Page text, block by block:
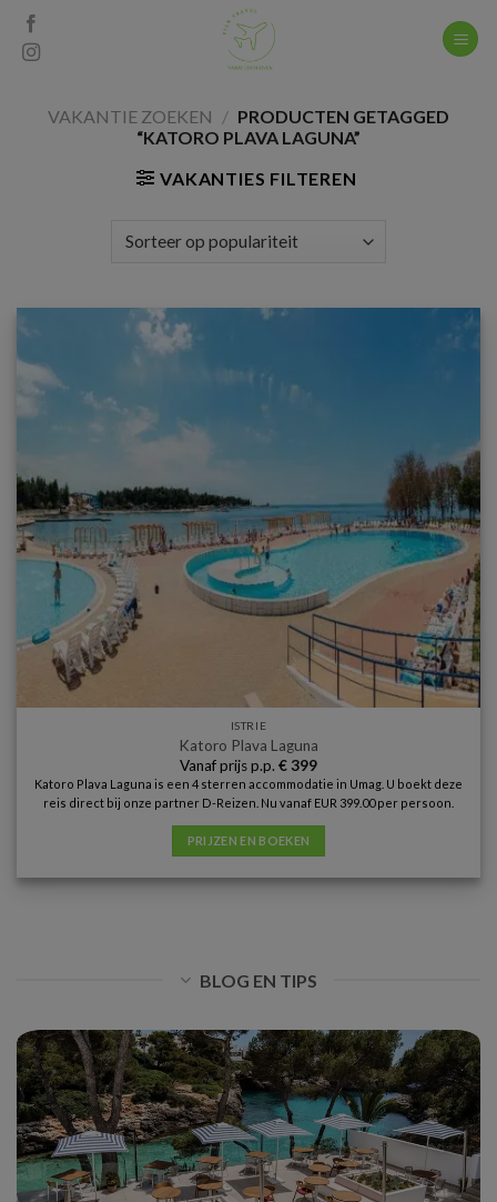
Skip
content
VAKANTIE ZOEKEN / PRODUCTEN GETAGGED
“KATORO PLAVA LAGUNA”
VAKANTIES FILTEREN
ISTRIE
Katoro Plava Laguna
Vanaf prijs p.p. € 399
Katoro Plava Laguna is een 4 sterren accommodatie in Umag. U boekt deze
reis direct bij onze partner D-Reizen. Nu vanaf EUR 399.00 per persoon.
PRIJZEN EN BOEKEN
BLOG EN TIPS